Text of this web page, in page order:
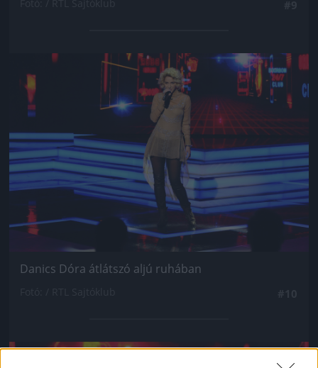
Jön még kép!
Danics Dóra átlátszó aljú ruhában